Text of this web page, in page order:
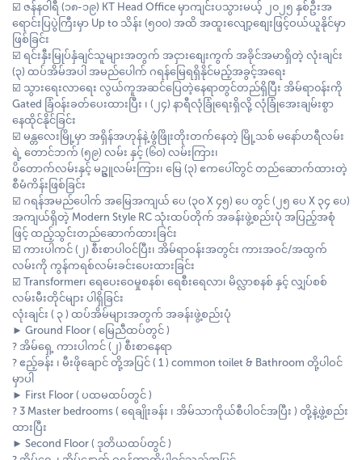
☑️ ဇန်နဝါရီ (၁၈-၁၉) KT Head Office မှာကျင်းပသွားမယ့် ၂၀၂၅ နှစ်ဦးအ
ရောင်းပြပွဲကြီးမှာ Up to သိန်း (၅၀၀) အထိ အထူးလျော့စျေးဖြင့်ဝယ်ယူနိုင်မှာ
ဖြစ်ခြင်း
☑️ ရင်းနှီးမြုပ်နှံချင်သူများအတွက် အငှားစျေးကွက် အခိုင်အမာရှိတဲ့ လုံးချင်း
(၃) ထပ်အိမ်အပါ အမည်ပေါက် ဂရန်မြေရရှိနိုင်မည့်အခွင့်အ‌ရေး
☑️ သွားရေးလာရေး လွယ်ကူအဆင်ပြေတဲ့နေရာတွင်တည်ရှိပြီး အိမ်ရာ၀န်းကို
Gated ခြံ၀န်းခတ်ပေးထားပြီး ၊ (၂၄) နာရီလုံခြုံရေးရှိလို့ လုံခြုံအေးချမ်းစွာ
နေထိုင်နိုင်ခြင်း
☑️ မန္တလေးမြို့မှာ အရှိန်အဟုန်နဲ့ ဖွံဖြိုးတိုးတက်နေတဲ့ မြို့သစ် မနော်ဟရီလမ်း
ရဲ့ တောင်ဘက် (၅၉) လမ်း နှင့် (၆၀) လမ်းကြား၊
ပိတောက်လမ်းနှင့် မဥ္ဇူလမ်းကြား၊ မြေ (၃) ဧကပေါ်တွင် တည်ဆောက်ထားတဲ့
စီမံကိန်းဖြစ်ခြင်း
☑️ ဂရန်အမည်ပေါက် အမြေအကျယ် ပေ (၃၀ X ၄၅) ပေ တွင် (၂၅ ပေ X ၃၄ ပေ)
အကျယ်ရှိတဲ့ Modern Style RC သုံးထပ်တိုက် အခန်းဖွဲ့စည်းပုံ အပြည့်အစုံ
ဖြင့် ထည့်သွင်းတည်ဆောက်ထားခြင်း
☑️ ကားပါကင် (၂) စီးစာပါဝင်ပြီး၊ အိမ်ရာဝန်းအတွင်း ကားအဝင်/အထွက်
လမ်းကို ကွန်ကရစ်လမ်းခင်းပေးထားခြင်း
☑️ Transformer၊ ရေပေးဝေမှုစနစ်၊ ရေစီးရေလာ၊ မိလ္လာစနစ် နှင့် လျှပ်စစ်
လမ်းမီးတိုင်များ ပါရှိခြင်း
လုံးချင်း ( ၃ ) ထပ်အိမ်များအတွက် အခန်းဖွဲ့စည်းပုံ
► Ground Floor ( မြေညီထပ်တွင် )
? အိမ်ရှေ့ ကားပါကင် (၂) စီးစာနေရာ
? ဧည့်ခန်း ၊ မီးဖိုချောင် တို့အပြင် ( 1 ) common toilet & Bathroom တို့ပါဝင်
မှာပါ
► First Floor ( ပထမထပ်တွင် )
? 3 Master bedrooms ( ရေချိုးခန်း ၊ အိမ်သာကိုယ်စီပါဝင်အပြီး ) တို့နဲ့ဖွဲ့စည်း
ထားပြီး
► Second Floor ( ဒုတိယထပ်တွင် )